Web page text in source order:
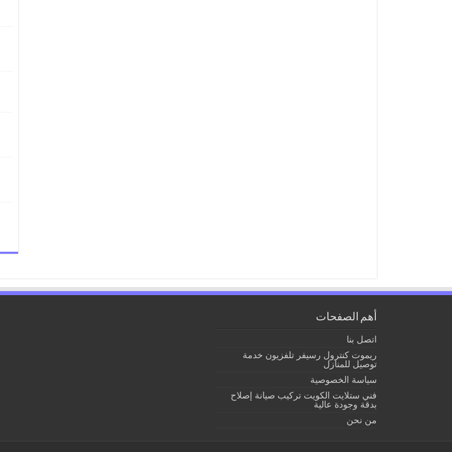
أهم الصفحات
اتصل بنا
ريموت كنترول رسيفر تلفزيون خدمة
توصيل للمنازل
سياسة الخصوصية
فني ستلايت الكويت تركيب صيانة إصلاح
بدقة وجودة عالية
من نحن